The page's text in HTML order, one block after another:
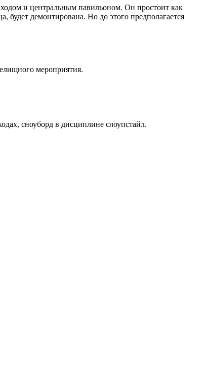
и центральным павильоном. Он простоит как
будет демонтирована. Но до этого предполагается
мероприятия.
сноуборд в дисциплине слоупстайл.